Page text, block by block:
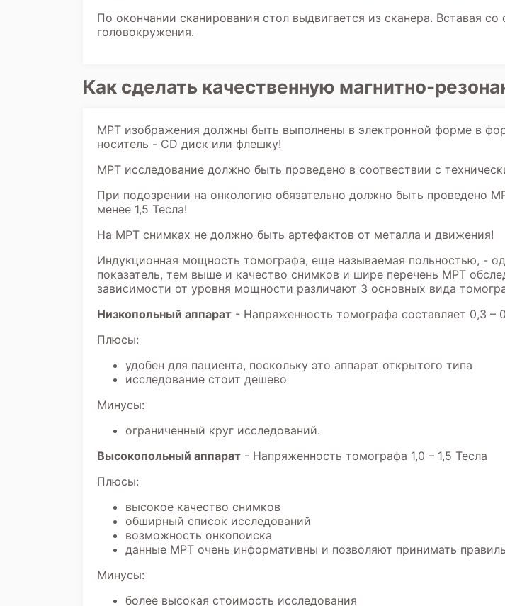
По окончании сканирования стол выдвигается из сканера. Вставая
головокружения.
Как сделать качественную магнитно-
МРТ изображения должны быть выполнены в электронной форме в
носитель - CD диск или флешку!
МРТ исследование должно быть проведено в соотвествии с
При подозрении на онкологию обязательно должно быть проведено
менее 1,5 Тесла!
На МРТ снимках не должно быть артефактов от металла и движения!
Индукционная мощность томографа, еще называемая польностью, -
показатель, тем выше и качество снимков и шире перечень МРТ
зависимости от уровня мощности различают 3 основных вида
Низкопольный аппарат - Напряженность томографа составляет 0,3 –
Плюсы:
удобен для пациента, поскольку это аппарат открытого типа
исследование стоит дешево
Минусы:
ограниченный круг исследований.
Высокопольный аппарат - Напряженность томографа 1,0 – 1,5 Тесла
Плюсы:
высокое качество снимков
обширный список исследований
возможность онкопоиска
данные МРТ очень информативны и позволяют принимать
Минусы:
более высокая стоимость исследования